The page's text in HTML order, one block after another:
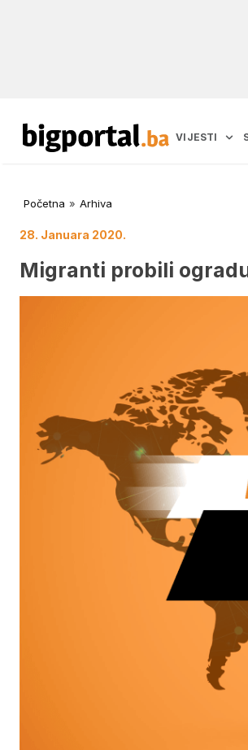
VIJESTI
Početna » Arhiva
28. Januara 2020.
Migranti probili